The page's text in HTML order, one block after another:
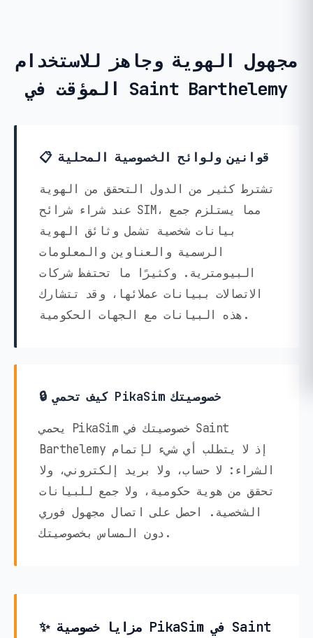
مجهول الهوية وجاهز للاستخدام
المؤقت في Saint Barthelemy
📋 قوانين ولوائح الخصوصية المحلية
تشترط كثير من الدول التحقق من الهوية
عند شراء شرائح SIM، مما يستلزم جمع
بيانات شخصية تشمل وثائق الهوية
الرسمية والعناوين والمعلومات
البيومترية. وكثيرًا ما تحتفظ شركات
الاتصالات ببيانات عملائها، وقد تتشارك
هذه البيانات مع الجهات الحكومية.
🔒 كيف تحمي PikaSim خصوصيتك
يحمي PikaSim خصوصيتك في Saint
Barthelemy إذ لا يتطلب أي شيء لإتمام
الشراء: لا حساب، ولا بريد إلكتروني، ولا
تحقق من هوية حكومية، ولا جمع للبيانات
الشخصية. احصل على اتصال مجهول فوري
دون المساس بخصوصيتك.
✨ مزايا خصوصية PikaSim في Saint